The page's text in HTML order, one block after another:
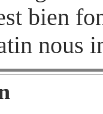
bien
nous